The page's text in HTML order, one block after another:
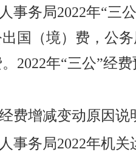
事务局2022年“三
国（境）费，公
2022年“三公”经
费增减变动原因说
事务局2022年机关